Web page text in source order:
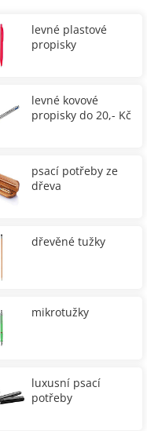
levné plastové
propisky
levné kovové
propisky do 20,- Kč
psací potřeby ze
dřeva
dřevěné tužky
mikrotužky
luxusní psací
potřeby